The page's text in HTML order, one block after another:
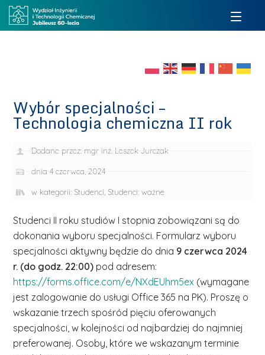
Wybór specjalności –
Technologia chemiczna II rok
Dodane przez: mgr inż. Leszek Jurczak
dnia 4 czerwca, 2024
w kategorii: Studenci, Studenci: ważne
Studenci II roku studiów I stopnia zobowiązani są do
dokonania wyboru specjalności. Formularz wyboru
specjalności aktywny będzie do dnia 9 czerwca 2024
r. (do godz. 22:00) pod adresem:
https://forms.office.com/e/NXdEUhm5ex (wymagane
jest zalogowanie do usługi Office 365 na PK). Proszę o
wskazanie trzech spośród pięciu oferowanych
specjalności, w kolejności od najbardziej do najmniej
preferowanej. Osoby, które we wskazanym terminie